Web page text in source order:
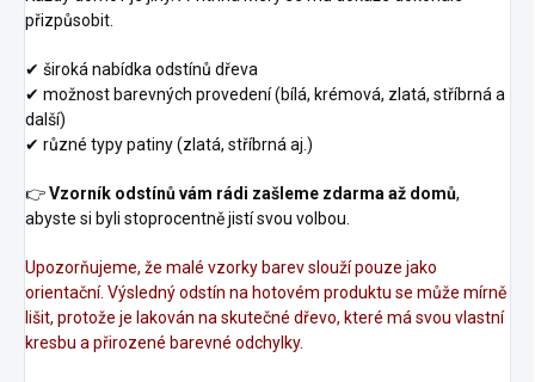
přizpůsobit.
✔ široká nabídka odstínů dřeva
✔ možnost barevných provedení (bílá, krémová, zlatá, stříbrná a
další)
✔ různé typy patiny (zlatá, stříbrná aj.)
👉Vzorník odstínů vám rádi zašleme zdarma až domů,
abyste si byli stoprocentně jistí svou volbou.
Upozorňujeme, že malé vzorky barev slouží pouze jako
orientační. Výsledný odstín na hotovém produktu se může mírně
lišit, protože je lakován na skutečné dřevo, které má svou vlastní
kresbu a přirozené barevné odchylky.